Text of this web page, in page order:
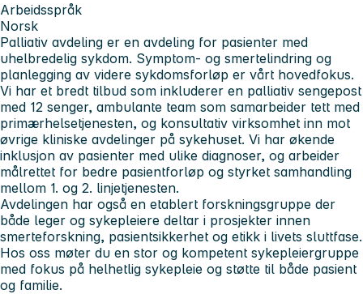
Arbeidsspråk
Norsk
Palliativ avdeling er en avdeling for pasienter med
uhelbredelig sykdom. Symptom- og smertelindring og
planlegging av videre sykdomsforløp er vårt hovedfokus.
Vi har et bredt tilbud som inkluderer en palliativ sengepost
med 12 senger, ambulante team som samarbeider tett med
primærhelsetjenesten, og konsultativ virksomhet inn mot
øvrige kliniske avdelinger på sykehuset. Vi har økende
inklusjon av pasienter med ulike diagnoser, og arbeider
målrettet for bedre pasientforløp og styrket samhandling
mellom 1. og 2. linjetjenesten.
Avdelingen har også en etablert forskningsgruppe der
både leger og sykepleiere deltar i prosjekter innen
smerteforskning, pasientsikkerhet og etikk i livets sluttfase.
Hos oss møter du en stor og kompetent sykepleiergruppe
med fokus på helhetlig sykepleie og støtte til både pasient
og familie.